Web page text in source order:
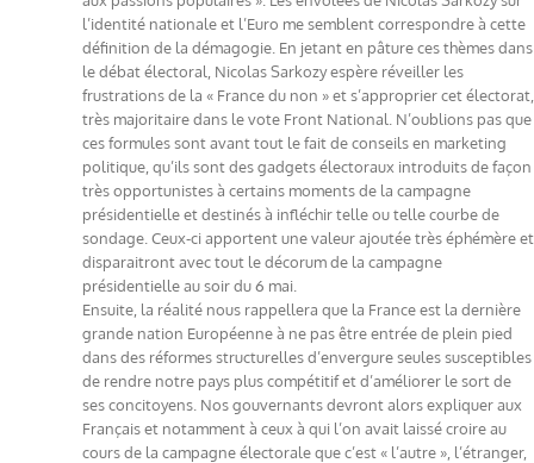
l’identité nationale et l’Euro me semblent correspondre à cette
définition de la démagogie. En jetant en pâture ces thèmes dans
le débat électoral, Nicolas Sarkozy espère réveiller les
frustrations de la « France du non » et s’approprier cet électorat,
très majoritaire dans le vote Front National. N’oublions pas que
ces formules sont avant tout le fait de conseils en marketing
politique, qu’ils sont des gadgets électoraux introduits de façon
très opportunistes à certains moments de la campagne
présidentielle et destinés à infléchir telle ou telle courbe de
sondage. Ceux-ci apportent une valeur ajoutée très éphémère et
disparaitront avec tout le décorum de la campagne
présidentielle au soir du 6 mai.
Ensuite, la réalité nous rappellera que la France est la dernière
grande nation Européenne à ne pas être entrée de plein pied
dans des réformes structurelles d’envergure seules susceptibles
de rendre notre pays plus compétitif et d’améliorer le sort de
ses concitoyens. Nos gouvernants devront alors expliquer aux
Français et notamment à ceux à qui l’on avait laissé croire au
cours de la campagne électorale que c’est « l’autre », l’étranger,